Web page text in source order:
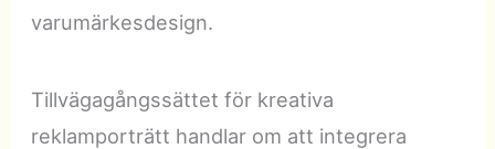
varumärkesdesign.
Tillvägagångssättet för kreativa
reklamporträtt handlar om att integrera